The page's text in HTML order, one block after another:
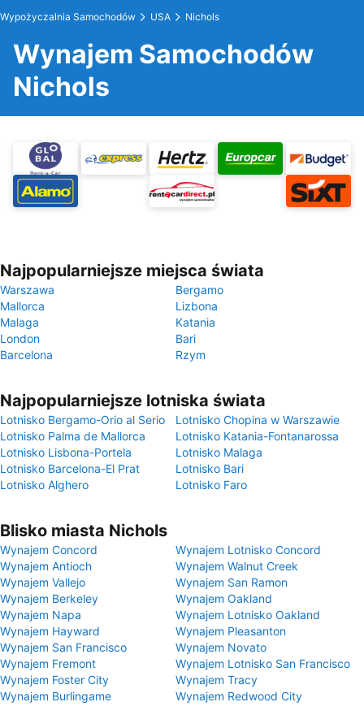
Wypożyczalnia Samochodów USA Nichols
Wynajem Samochodów
Nichols
Najpopularniejsze miejsca świata
Warszawa
Bergamo
Mallorca
Lizbona
Malaga
Katania
London
Bari
Barcelona
Rzym
Najpopularniejsze lotniska świata
Lotnisko Bergamo-Orio al Serio
Lotnisko Chopina w Warszawie
Lotnisko Palma de Mallorca
Lotnisko Katania-Fontanarossa
Lotnisko Lisbona-Portela
Lotnisko Malaga
Lotnisko Barcelona-El Prat
Lotnisko Bari
Lotnisko Alghero
Lotnisko Faro
Blisko miasta Nichols
Wynajem Concord
Wynajem Lotnisko Concord
Wynajem Antioch
Wynajem Walnut Creek
Wynajem Vallejo
Wynajem San Ramon
Wynajem Berkeley
Wynajem Oakland
Wynajem Napa
Wynajem Lotnisko Oakland
Wynajem Hayward
Wynajem Pleasanton
Wynajem San Francisco
Wynajem Novato
Wynajem Fremont
Wynajem Lotnisko San Francisco
Wynajem Foster City
Wynajem Tracy
Wynajem Burlingame
Wynajem Redwood City